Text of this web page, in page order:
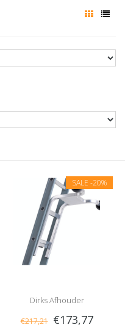
SALE -20%
Dirks Afhouder
€217,21 €173,77